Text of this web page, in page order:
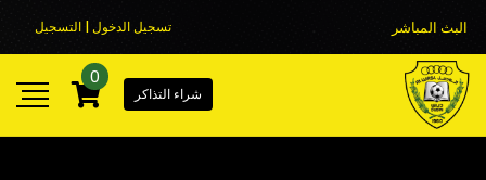
البث المباشر تسجيل الدخول | التسجيل
شراء التذاكر
0